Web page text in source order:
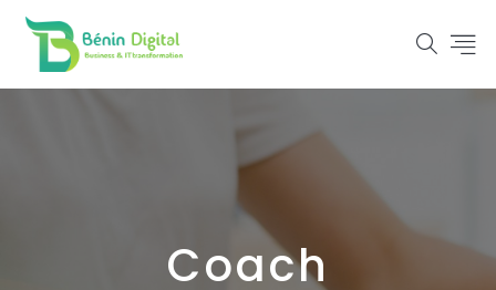
Coach